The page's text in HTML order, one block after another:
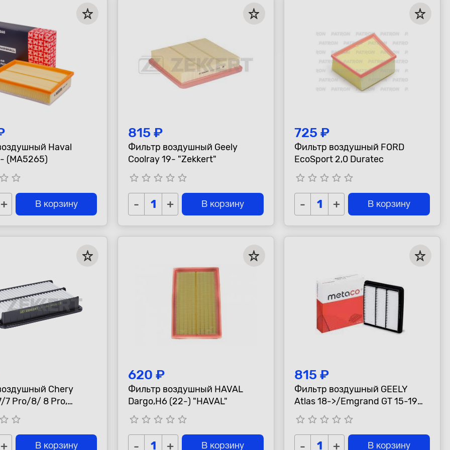
Haval
(MA5265)
star_border star_border
+ В корзину
815 ₽
Фильтр воздушный Geely
Coolray 19- "Zekkert"
star_border star_border star_border star_border star_border
- + В корзину
725 ₽
Фильтр воздушный FORD
EcoSport 2,0 Duratec
star_border star_border star_border star_border star_border
- + В корзину
Chery
7 Pro/8/ 8 Pro,
"Zekkert"
star_border star_border
+ В корзину
620 ₽
Фильтр воздушный HAVAL
Dargo,H6 (22-) "HAVAL"
star_border star_border star_border star_border star_border
- + В корзину
815 ₽
Фильтр воздушный GEELY
Atlas 18->/Emgrand GT 15-19
"Metaco"
star_border star_border star_border star_border star_border
- + В корзину